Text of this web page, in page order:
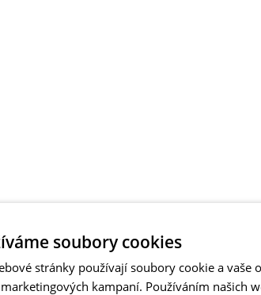
soubory cookies
stránky používají soubory cookie a vaše
kampaní. Používáním našich